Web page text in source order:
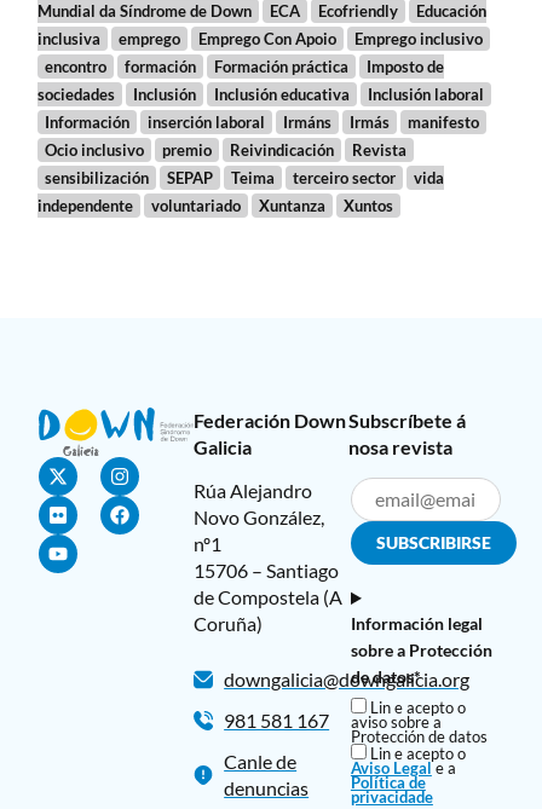
Mundial da Síndrome de Down
ECA Ecofriendly
Educación
inclusiva
emprego Emprego Con Apoio
Emprego inclusivo
encontro
formación Formación práctica
Imposto de
sociedades
Inclusión Inclusión educativa
Inclusión laboral
Información
inserción laboral Irmáns Irmás
manifesto
Ocio inclusivo
premio Reivindicación
Revista
sensibilización
SEPAP Teima terceiro sector
vida
independente
voluntariado Xuntanza Xuntos
Federación Down
Galicia
Rúa Alejandro
Novo González,
nº1
15706 – Santiago
de Compostela (A
Coruña)
downgalicia@downgalicia.org
981 581 167
Canle de
denuncias
Subscríbete á
nosa revista
Información legal
sobre a Protección
de datos*
Lin e acepto o
aviso sobre a
Protección de datos
Lin e acepto o
Aviso Legale a
Política de
privacidade